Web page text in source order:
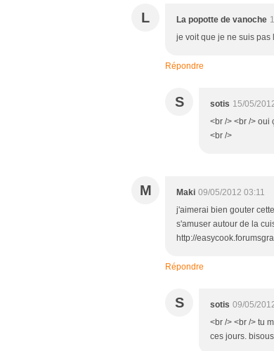
L La popotte de vanoche
je voit que je ne suis pas
Répondre
S sotis 15/05/
<br /> <br /> oui
<br />
M Maki 09/05/2012 03:11
j'aimerai bien gouter
s'amuser autour de la
http://
Répondre
S sotis 09/05/
<br /> <br /> tu
ces jours.